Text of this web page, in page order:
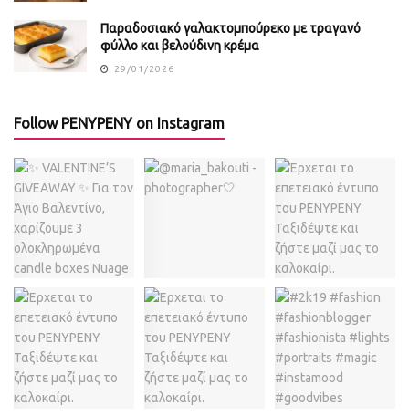
Παραδοσιακό γαλακτομπούρεκο με τραγανό
φύλλο και βελούδινη κρέμα
29/01/2026
Follow PENYPENY on Instagram